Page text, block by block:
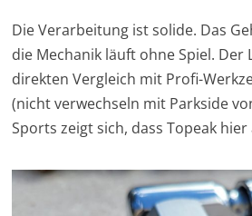
Die Verarbeitung ist solide. Das
die Mechanik läuft ohne Spiel. Der
direkten Vergleich mit Profi-
(nicht verwechseln mit Parkside
Sports zeigt sich, dass Topeak